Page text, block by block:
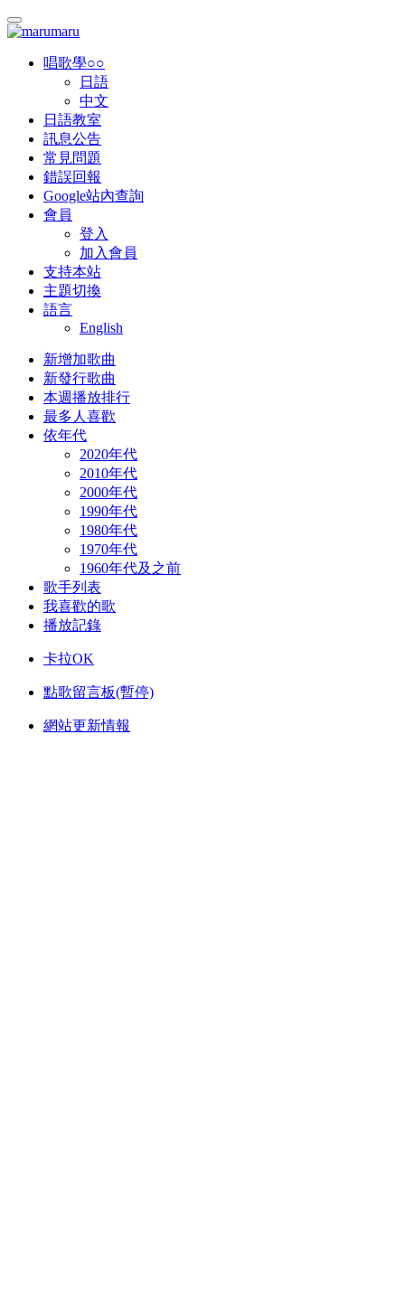
唱歌學○○
日語
中文
日語教室
訊息公告
常見問題
錯誤回報
Google站內查詢
會員
登入
加入會員
支持本站
主題切換
語言
English
新增加歌曲
新發行歌曲
本週播放排行
最多人喜歡
依年代
2020年代
2010年代
2000年代
1990年代
1980年代
1970年代
1960年代及之前
歌手列表
我喜歡的歌
播放記錄
卡拉OK
點歌留言板(暫停)
網站更新情報